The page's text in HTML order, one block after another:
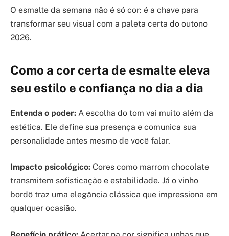
O esmalte da semana não é só cor: é a chave para
transformar seu visual com a paleta certa do outono
2026.
Como a cor certa de esmalte eleva
seu estilo e confiança no dia a dia
Entenda o poder: A escolha do tom vai muito além da
estética. Ele define sua presença e comunica sua
personalidade antes mesmo de você falar.
Impacto psicológico: Cores como marrom chocolate
transmitem sofisticação e estabilidade. Já o vinho
bordô traz uma elegância clássica que impressiona em
qualquer ocasião.